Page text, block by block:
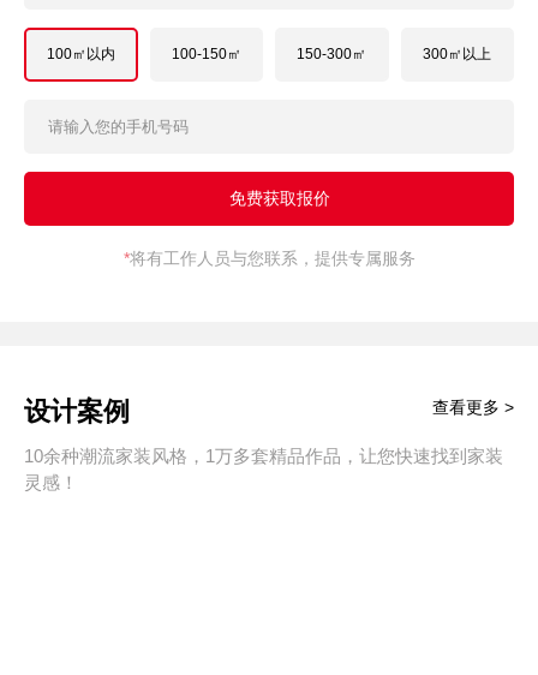
100㎡以内 100-150㎡ 150-300㎡ 300㎡以上
*将有工作人员与您联系，提供专属服务
设计案例
10余种潮流家装风格，1万多套精品作品，让您快速找到家装
灵感！
查看更多 >